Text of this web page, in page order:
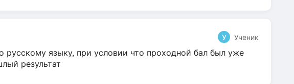
У Ученик
русскому языку, при условии что проходной бал был уже
результат